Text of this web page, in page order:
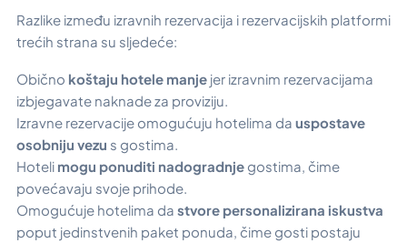
Razlike između izravnih rezervacija i rezervacijskih platformi
trećih strana su sljedeće:
Obično koštaju hotele manje jer izravnim rezervacijama
izbjegavate naknade za proviziju.
Izravne rezervacije omogućuju hotelima da uspostave
osobniju vezu s gostima.
Hoteli mogu ponuditi nadogradnje gostima, čime
povećavaju svoje prihode.
Omogućuje hotelima da stvore personalizirana iskustva
poput jedinstvenih paket ponuda, čime gosti postaju